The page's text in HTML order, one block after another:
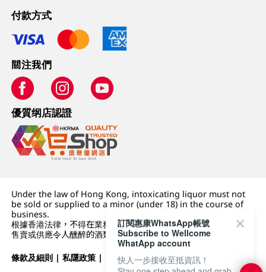
付款方式
關注我們
優質纲店認證
Under the law of Hong Kong, intoxicating liquor must not
be sold or supplied to a minor (under 18) in the course of
business.
根據香港法律，不得在業務過程中，向未成年人 (18 歲以下人士)
售賣或供應令人醺醉的酒類。
條款及細則 |私隱政策 | DFI零售集團
訂閱惠康WhatsApp帳號
Subscribe to Wellcome
WhatApp account
快人一步接收至抵資訊！